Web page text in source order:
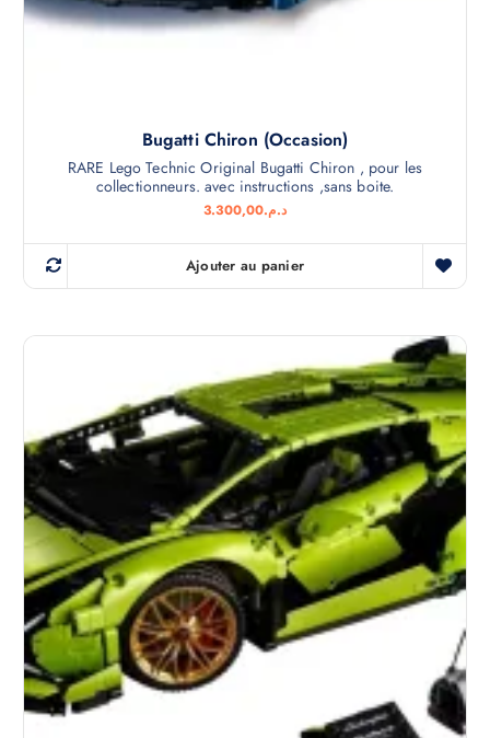
Bugatti Chiron (Occasion)
RARE Lego Technic Original Bugatti Chiron , pour les
collectionneurs. avec instructions ,sans boite.
د.م.3.300,00
Ajouter au panier